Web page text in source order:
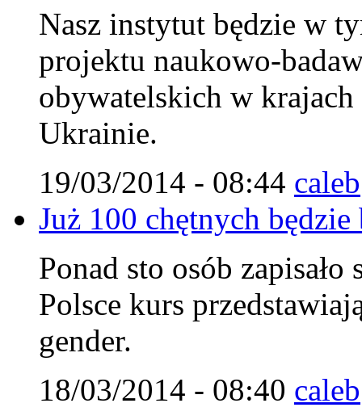
Nasz instytut będzie w
projektu naukowo-
obywatelskich w
Ukrainie.
19/03/2014 - 08:44 caleb
Już 100 chętnych
Ponad sto osób
Polsce kurs
gender.
18/03/2014 - 08:40 caleb